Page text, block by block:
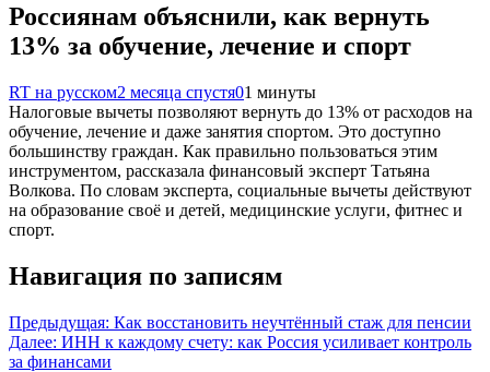
Россиянам объяснили, как вернуть
13% за обучение, лечение и спорт
RT на русском2 месяца спустя01 минуты
Налоговые вычеты позволяют вернуть до 13% от расходов на
обучение, лечение и даже занятия спортом. Это доступно
большинству граждан. Как правильно пользоваться этим
инструментом, рассказала финансовый эксперт Татьяна
Волкова. По словам эксперта, социальные вычеты действуют
на образование своё и детей, медицинские услуги, фитнес и
спорт.
Навигация по записям
Предыдущая: Как восстановить неучтённый стаж для пенсии
Далее: ИНН к каждому счету: как Россия усиливает контроль
за финансами